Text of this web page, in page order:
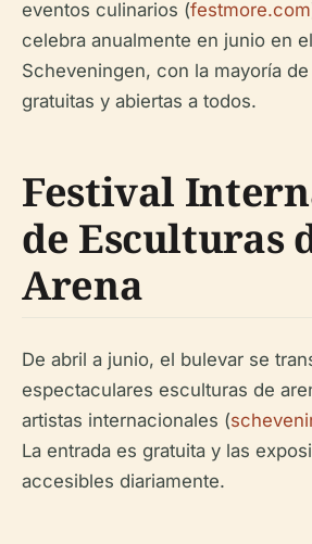
eventos culinarios (festmore.com
celebra anualmente en junio en
Scheveningen, con la mayoría
gratuitas y abiertas a todos.
Festival
de Esculturas
Arena
De abril a junio, el bulevar se
espectaculares esculturas de
artistas internacionales (
La entrada es gratuita y las
accesibles diariamente.